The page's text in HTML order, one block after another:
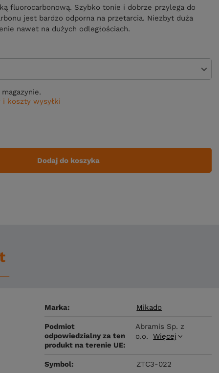
fluorocarbonową. Szybko tonie i dobrze przylega do
jest bardzo odporna na przetarcia. Niezbyt duża
nawet na dużych odległościach.
i koszty wysyłki
Dodaj do koszyka
Marka Mikado
Podmiot
odpowiedzialny za ten
produkt na terenie UE
Abramis Sp. z
o.o.
Więcej
Symbol ZTC3-022